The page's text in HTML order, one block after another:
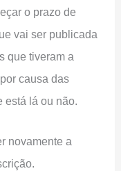
o prazo de
vai ser publicada
que tiveram a
causa das
está lá ou não.
novamente a